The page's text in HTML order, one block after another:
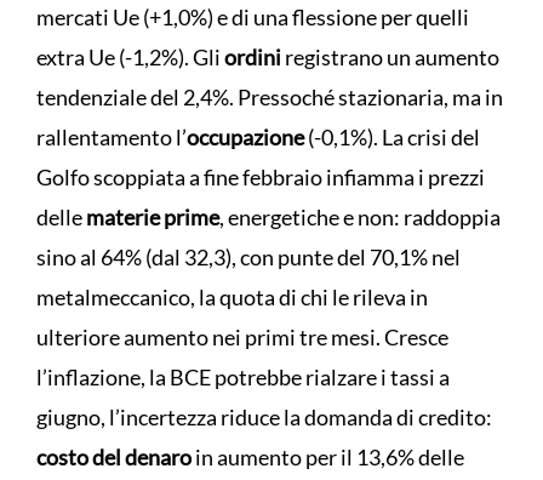
mercati Ue (+1,0%) e di una flessione per quelli
extra Ue (-1,2%). Gliordiniregistrano un aumento
tendenziale del 2,4%. Pressoché stazionaria, ma in
rallentamento l’occupazione(-0,1%). La crisi del
Golfo scoppiata a fine febbraio infiamma i prezzi
dellematerie prime, energetiche e non: raddoppia
sino al 64% (dal 32,3), con punte del 70,1% nel
metalmeccanico, la quota di chi le rileva in
ulteriore aumento nei primi tre mesi. Cresce
l’inflazione, la BCE potrebbe rialzare i tassi a
giugno, l’incertezza riduce la domanda di credito:
costo del denaroin aumento per il 13,6% delle